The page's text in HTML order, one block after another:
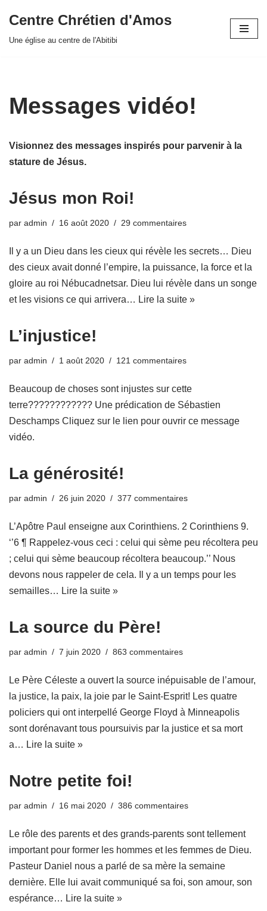
Centre Chrétien d'Amos
Une église au centre de l'Abitibi
Messages vidéo!
Visionnez des messages inspirés pour parvenir à la
stature de Jésus.
Jésus mon Roi!
par admin 16 août 2020 29 commentaires
Il y a un Dieu dans les cieux qui révèle les secrets… Dieu
des cieux avait donné l’empire, la puissance, la force et la
gloire au roi Nébucadnetsar. Dieu lui révèle dans un songe
et les visions ce qui arrivera… Lire la suite »
L’injustice!
par admin 1 août 2020 121 commentaires
Beaucoup de choses sont injustes sur cette
terre???????????? Une prédication de Sébastien
Deschamps Cliquez sur le lien pour ouvrir ce message
vidéo.
La générosité!
par admin 26 juin 2020 377 commentaires
L’Apôtre Paul enseigne aux Corinthiens. 2 Corinthiens 9.
‘’6 ¶ Rappelez-vous ceci : celui qui sème peu récoltera peu
; celui qui sème beaucoup récoltera beaucoup.’’ Nous
devons nous rappeler de cela. Il y a un temps pour les
semailles… Lire la suite »
La source du Père!
par admin 7 juin 2020 863 commentaires
Le Père Céleste a ouvert la source inépuisable de l’amour,
la justice, la paix, la joie par le Saint-Esprit! Les quatre
policiers qui ont interpellé George Floyd à Minneapolis
sont dorénavant tous poursuivis par la justice et sa mort
a… Lire la suite »
Notre petite foi!
par admin 16 mai 2020 386 commentaires
Le rôle des parents et des grands-parents sont tellement
important pour former les hommes et les femmes de Dieu.
Pasteur Daniel nous a parlé de sa mère la semaine
dernière. Elle lui avait communiqué sa foi, son amour, son
espérance… Lire la suite »